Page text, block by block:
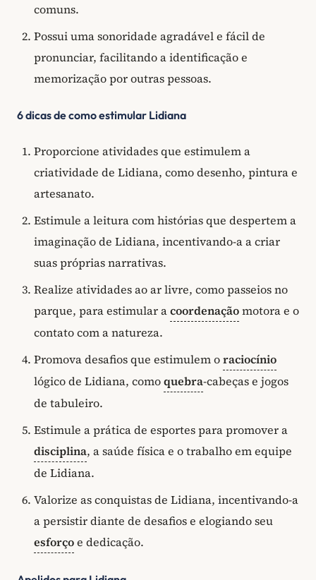
comuns.
Possui uma sonoridade agradável e fácil de
pronunciar, facilitando a identificação e
memorização por outras pessoas.
6 dicas de como estimular Lidiana
Proporcione atividades que estimulem a
criatividade de Lidiana, como desenho, pintura e
artesanato.
Estimule a leitura com histórias que despertem a
imaginação de Lidiana, incentivando-a a criar
suas próprias narrativas.
Realize atividades ao ar livre, como passeios no
parque, para estimular acoordenaçãomotora e o
contato com a natureza.
Promova desafios que estimulem oraciocínio
lógico de Lidiana, comoquebra-cabeças e jogos
de tabuleiro.
Estimule a prática de esportes para promover a
disciplina, a saúde física e o trabalho em equipe
de Lidiana.
Valorize as conquistas de Lidiana, incentivando-a
a persistir diante de desafios e elogiando seu
esforçoe dedicação.